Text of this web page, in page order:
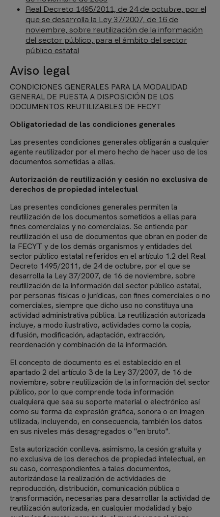
Real Decreto 1495/2011, de 24 de octubre, por el
que se desarrolla la Ley 37/2007, de 16 de
noviembre, sobre reutilización de la información
del sector público, para el ámbito del sector
público estatal
Aviso legal
CONDICIONES GENERALES PARA LA MODALIDAD
GENERAL DE PUESTA A DISPOSICIÓN DE LOS
DOCUMENTOS REUTILIZABLES DE FECYT
Obligatoriedad de las condiciones generales
Las presentes condiciones generales obligarán a cualquier
agente reutilizador por el mero hecho de hacer uso de los
documentos sometidas a ellas.
Autorización de reutilización y cesión no exclusiva de
derechos de propiedad intelectual
Las presentes condiciones generales permiten la
reutilización de los documentos sometidos a ellas para
fines comerciales y no comerciales. Se entiende por
reutilización el uso de documentos que obran en poder de
la FECYT y de los demás organismos y entidades del
sector público estatal referidos en el artículo 1.2 del Real
Decreto 1495/2011, de 24 de octubre, por el que se
desarrolla la Ley 37/2007, de 16 de noviembre, sobre
reutilización de la información del sector público estatal,
por personas físicas o jurídicas, con fines comerciales o no
comerciales, siempre que dicho uso no constituya una
actividad administrativa pública. La reutilización autorizada
incluye, a modo ilustrativo, actividades como la copia,
difusión, modificación, adaptación, extracción,
reordenación y combinación de la información.
El concepto de documento es el establecido en el
apartado 2 del artículo 3 de la Ley 37/2007, de 16 de
noviembre, sobre reutilización de la información del sector
público, por lo que comprende toda información
cualquiera que sea su soporte material o electrónico así
como su forma de expresión gráfica, sonora o en imagen
utilizada, incluyendo, en consecuencia, también los datos
en sus niveles más desagregados o "en bruto".
Esta autorización conlleva, asimismo, la cesión gratuita y
no exclusiva de los derechos de propiedad intelectual, en
su caso, correspondientes a tales documentos,
autorizándose la realización de actividades de
reproducción, distribución, comunicación pública o
transformación, necesarias para desarrollar la actividad de
reutilización autorizada, en cualquier modalidad y bajo